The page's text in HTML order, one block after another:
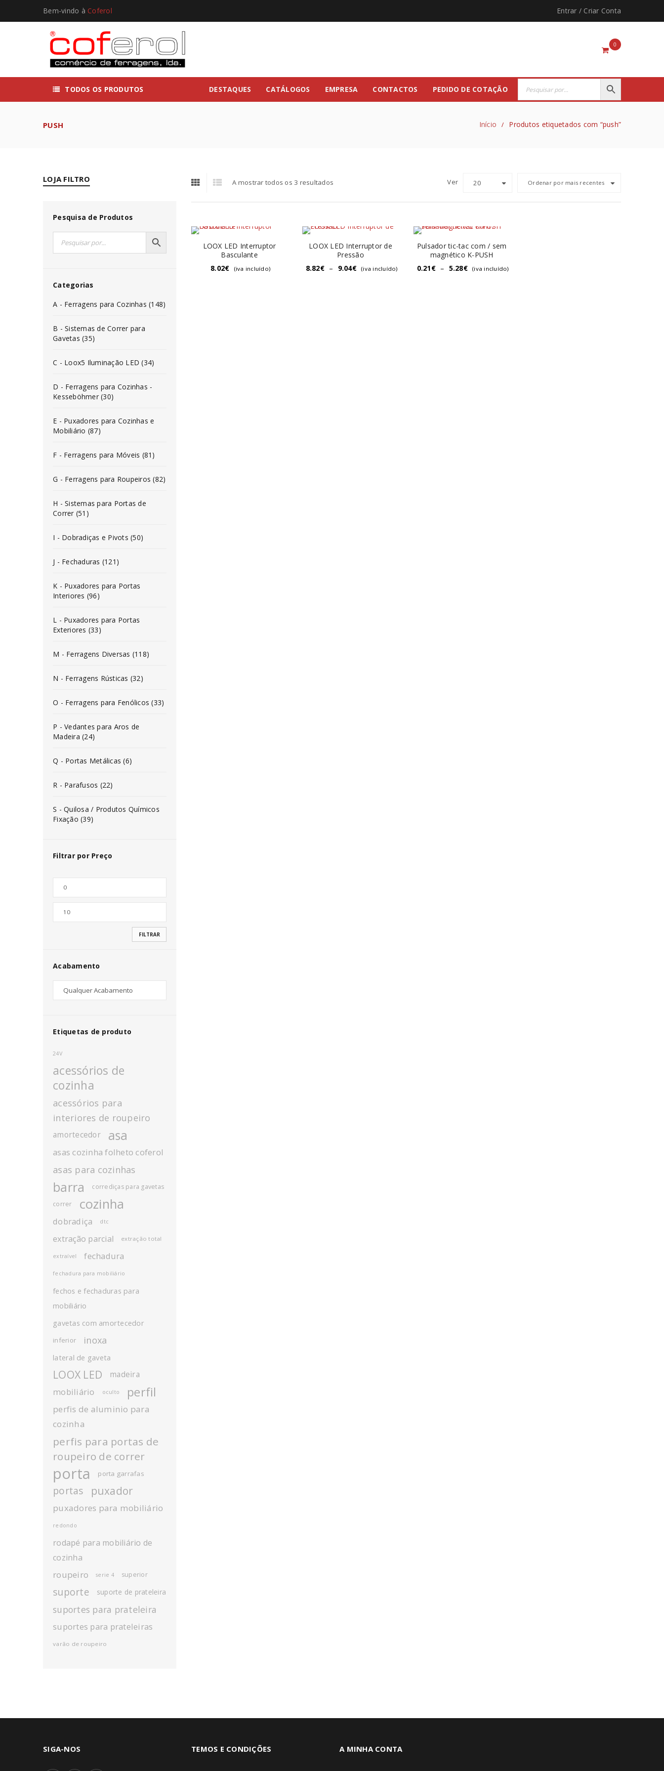
*
INICIAR SESSÃO
Bem-vindo à Coferol Entrar / Criar Conta
0
TODOS OS PRODUTOS DESTAQUES CATÁLOGOS EMPRESA CONTACTOS PEDIDO DE COTAÇÃO
PUSH Início / Produtos etiquetados com “push”
LOJA FILTRO
Pesquisa de Produtos
Categorias
A - Ferragens para Cozinhas (148)
B - Sistemas de Correr para
Gavetas (35)
C - Loox5 Iluminação LED (34)
D - Ferragens para Cozinhas -
Kesseböhmer (30)
E - Puxadores para Cozinhas e
Mobiliário (87)
F - Ferragens para Móveis (81)
G - Ferragens para Roupeiros (82)
H - Sistemas para Portas de
Correr (51)
I - Dobradiças e Pivots (50)
J - Fechaduras (121)
K - Puxadores para Portas
Interiores (96)
L - Puxadores para Portas
Exteriores (33)
M - Ferragens Diversas (118)
N - Ferragens Rústicas (32)
O - Ferragens para Fenólicos (33)
P - Vedantes para Aros de
Madeira (24)
Q - Portas Metálicas (6)
R - Parafusos (22)
S - Quilosa / Produtos Químicos
Fixação (39)
Filtrar por Preço
FILTRAR
Acabamento
Etiquetas de produto
24V
acessórios de
cozinha
acessórios para
interiores de roupeiro
amortecedor asa
asas cozinha folheto coferol
asas para cozinhas
barra corrediças para gavetas
correr cozinha
dobradiça dtc
extração parcial extração total
extraível fechadura
fechadura para mobiliário
fechos e fechaduras para
mobiliário
gavetas com amortecedor
inferior inoxa
lateral de gaveta
LOOX LED madeira
mobiliário oculto perfil
perfis de aluminio para
cozinha
perfis para portas de
roupeiro de correr
porta porta garrafas
portas puxador
puxadores para mobiliário
redondo
rodapé para mobiliário de
cozinha
roupeiro serie 4 superior
suporte suporte de prateleira
suportes para prateleira
suportes para prateleiras
varão de roupeiro
A mostrar todos os 3 resultados Ordenar por mais recentes
Ver 20
LOOX LED Interruptor
Basculante
8.02€ (iva incluído)
LOOX LED Interruptor de
Pressão
8.82€ – 9.04€ (iva incluído)
Pulsador tic-tac com / sem
magnético K-PUSH
0.21€ – 5.28€ (iva incluído)
SIGA-NOS TEMOS E CONDIÇÕES A MINHA CONTA